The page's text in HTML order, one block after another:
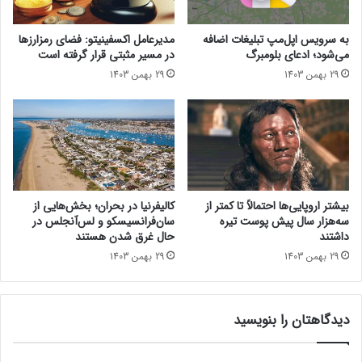
ش
م
ن
د
ا
ن
ه
ب
ا
ی
ج
ا
ر
آ
ن
ل
ی
ن
د
گ
ا
ن
ب
ا
ت
ا
د
س
ا
خ
گ
،
به سرویس اپل‌مپ تبلیغات اضافه
می‌شود؛ ادعای بلومبرگ
29 بهمن 1403
مدیرعامل اکسفینیتو:‌ فضای رمزارزها
در مسیر مثبتی قرار گرفته است
29 بهمن 1403
بیشتر اروپایی‌ها احتمالاً تا کمتر از
سه‌هزار سال پیش پوست تیره
داشتند
29 بهمن 1403
کالیفرنیا در بحران؛ بخش‌هایی از
سان‌فرانسیسکو و لس‌آنجلس در
حال غرق شدن هستند
29 بهمن 1403
دیدگاهتان را بنویسید